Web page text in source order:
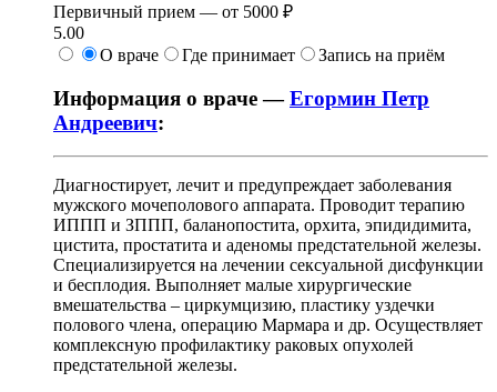
Первичный прием — от 5000 ₽
5.00
О враче
Где принимает Запись на приём
Информация о враче —Егормин Петр
Андреевич:
Диагностирует, лечит и предупреждает заболевания
мужского мочеполового аппарата. Проводит терапию
ИППП и ЗППП, баланопостита, орхита, эпидидимита,
цистита, простатита и аденомы предстательной железы.
Специализируется на лечении сексуальной дисфункции
и бесплодия. Выполняет малые хирургические
вмешательства – циркумцизию, пластику уздечки
полового члена, операцию Мармара и др. Осуществляет
комплексную профилактику раковых опухолей
предстательной железы.